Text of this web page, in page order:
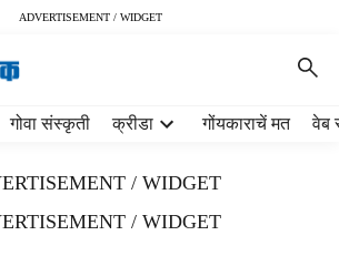
ADVERTISEMENT / WIDGET
गोवा संस्कृती क्रीडा गोंयकाराचें मत वेब
/ WIDGET
/ WIDGET